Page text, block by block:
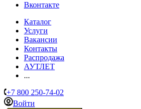
Вконтакте
Каталог
Услуги
Вакансии
Контакты
Распродажа
АУТЛЕТ
...
+7 800 250-74-02
Войти